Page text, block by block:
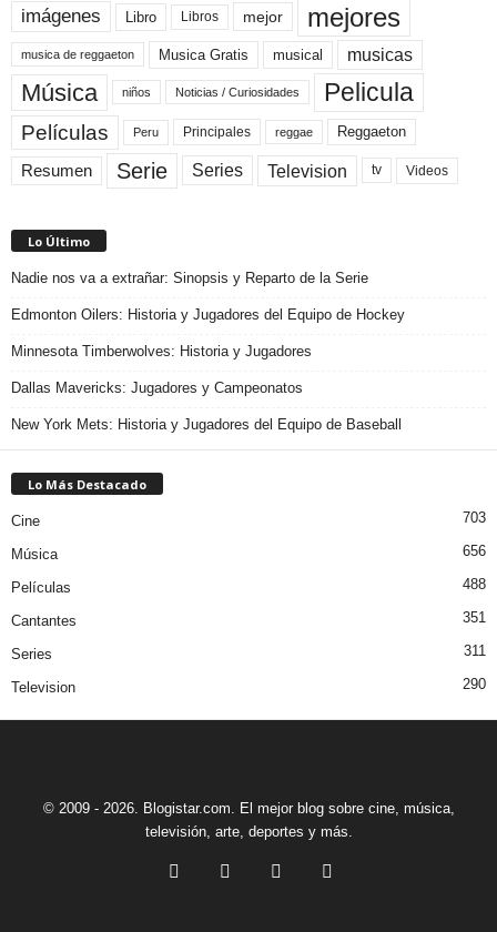
imágenes Libro Libros mejor mejores
musica de reggaeton Musica Gratis musical musicas
Música niños Noticias / Curiosidades Pelicula
Películas Peru Principales reggae Reggaeton
Resumen Serie Series Television tv Videos
Lo Último
Nadie nos va a extrañar: Sinopsis y Reparto de la Serie
Edmonton Oilers: Historia y Jugadores del Equipo de Hockey
Minnesota Timberwolves: Historia y Jugadores
Dallas Mavericks: Jugadores y Campeonatos
New York Mets: Historia y Jugadores del Equipo de Baseball
Lo Más Destacado
Cine 703
Música 656
Películas 488
Cantantes 351
Series 311
Television 290
© 2009 - 2026. Blogistar.com. El mejor blog sobre cine, música,
televisión, arte, deportes y más.